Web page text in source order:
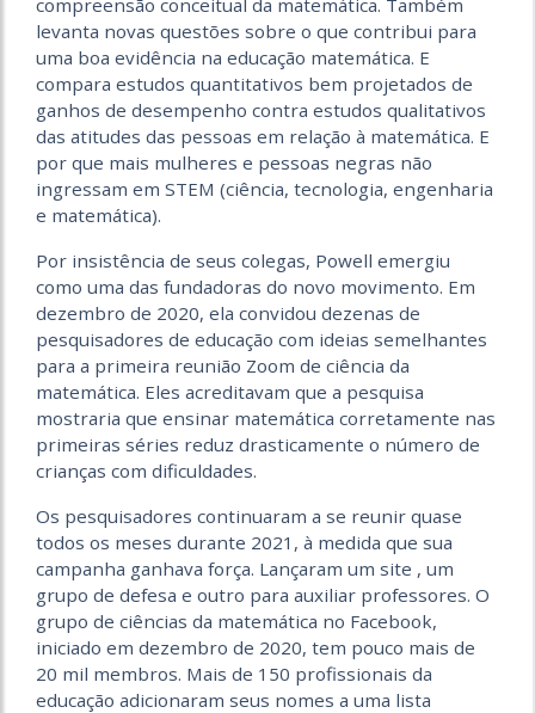
compreensão conceitual da matemática. Também
levanta novas questões sobre o que contribui para
uma boa evidência na educação matemática. E
compara estudos quantitativos bem projetados de
ganhos de desempenho contra estudos qualitativos
das atitudes das pessoas em relação à matemática. E
por que mais mulheres e pessoas negras não
ingressam em STEM (ciência, tecnologia, engenharia
e matemática).
Por insistência de seus colegas, Powell emergiu
como uma das fundadoras do novo movimento. Em
dezembro de 2020, ela convidou dezenas de
pesquisadores de educação com ideias semelhantes
para a primeira reunião Zoom de ciência da
matemática. Eles acreditavam que a pesquisa
mostraria que ensinar matemática corretamente nas
primeiras séries reduz drasticamente o número de
crianças com dificuldades.
Os pesquisadores continuaram a se reunir quase
todos os meses durante 2021, à medida que sua
campanha ganhava força. Lançaram um site , um
grupo de defesa e outro para auxiliar professores. O
grupo de ciências da matemática no Facebook,
iniciado em dezembro de 2020, tem pouco mais de
20 mil membros. Mais de 150 profissionais da
educação adicionaram seus nomes a uma lista